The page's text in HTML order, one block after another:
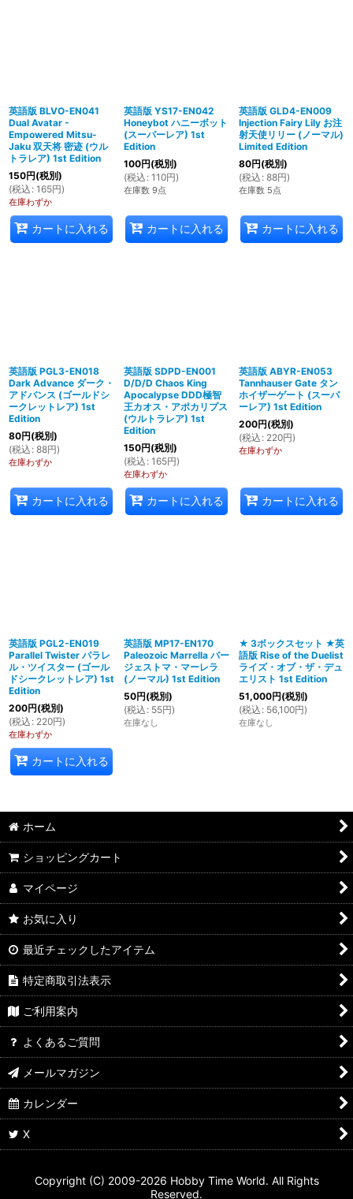
英語版 BLVO-EN041
Dual Avatar -
Empowered Mitsu-
Jaku 双天将 密迹 (ウル
トラレア) 1st Edition
150円(税別)
(税込 : 165円)
在庫わずか
カートに入れる
英語版 YS17-EN042
Honeybot ハニーボット
(スーパーレア) 1st
Edition
100円(税別)
(税込 : 110円)
在庫数 9点
カートに入れる
英語版 GLD4-EN009
Injection Fairy Lily お注
射天使リリー (ノーマル)
Limited Edition
80円(税別)
(税込 : 88円)
在庫数 5点
カートに入れる
英語版 PGL3-EN018
Dark Advance ダーク・
アドバンス (ゴールドシ
ークレットレア) 1st
Edition
80円(税別)
(税込 : 88円)
在庫わずか
カートに入れる
英語版 SDPD-EN001
D/D/D Chaos King
Apocalypse DDD極智
王カオス・アポカリプス
(ウルトラレア) 1st
Edition
150円(税別)
(税込 : 165円)
在庫わずか
カートに入れる
英語版 ABYR-EN053
Tannhauser Gate タン
ホイザーゲート (スーパ
ーレア) 1st Edition
200円(税別)
(税込 : 220円)
在庫わずか
カートに入れる
英語版 PGL2-EN019
Parallel Twister パラレ
ル・ツイスター (ゴール
ドシークレットレア) 1st
Edition
200円(税別)
(税込 : 220円)
在庫わずか
カートに入れる
英語版 MP17-EN170
Paleozoic Marrella バー
ジェストマ・マーレラ
(ノーマル) 1st Edition
50円(税別)
(税込 : 55円)
在庫なし
★ 3ボックスセット ★英
語版 Rise of the Duelist
ライズ・オブ・ザ・デュ
エリスト 1st Edition
51,000円(税別)
(税込 : 56,100円)
在庫なし
ホーム
ショッピングカート
マイページ
お気に入り
最近チェックしたアイテム
特定商取引法表示
ご利用案内
よくあるご質問
メールマガジン
カレンダー
X
Copyright (C) 2009-2026 Hobby Time World. All Rights
Reserved.